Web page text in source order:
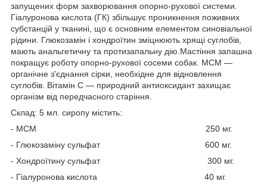
запущених форм захворювання опорно-рухової системи.
Гіалуронова кислота (ГК) збільшує проникнення поживних
субстанцій у тканині, що є основним елементом синовіальної
рідини. Глюкозамін і хондроїтин зміцнюють хрящі суглобів,
мають анальгетичну та протизапальну дію.Мастіння запашна
покращує роботу опорно-рухової сосеми собак. МСМ —
органічне з'єднання сірки, необхідне для відновлення
суглобів. Вітамін С — природний антиоксидант захищає
організм від передчасного старіння.
Склад: 5 мл. сиропу містить:
- МСМ 250 мг.
- Глюкозаміну сульфат 600 мг.
- Хондроїтину сульфат 300 мг.
- Гіалуронова кислота 40 мг.